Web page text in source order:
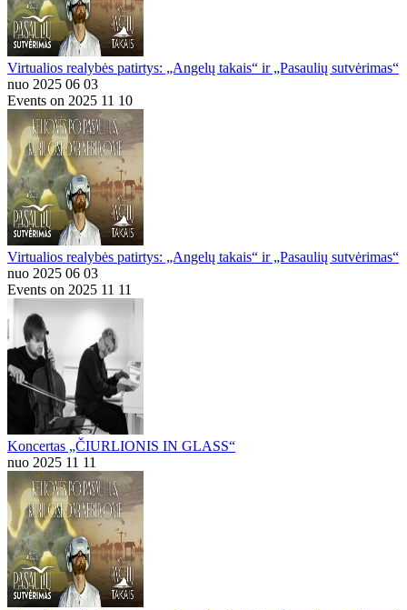
Virtualios realybės patirtys: „Angelų takais“ ir „Pasaulių sutvėrimas“
nuo 2025 06 03
Events on 2025 11 10
Virtualios realybės patirtys: „Angelų takais“ ir „Pasaulių sutvėrimas“
nuo 2025 06 03
Events on 2025 11 11
Koncertas „ČIURLIONIS IN GLASS“
nuo 2025 11 11